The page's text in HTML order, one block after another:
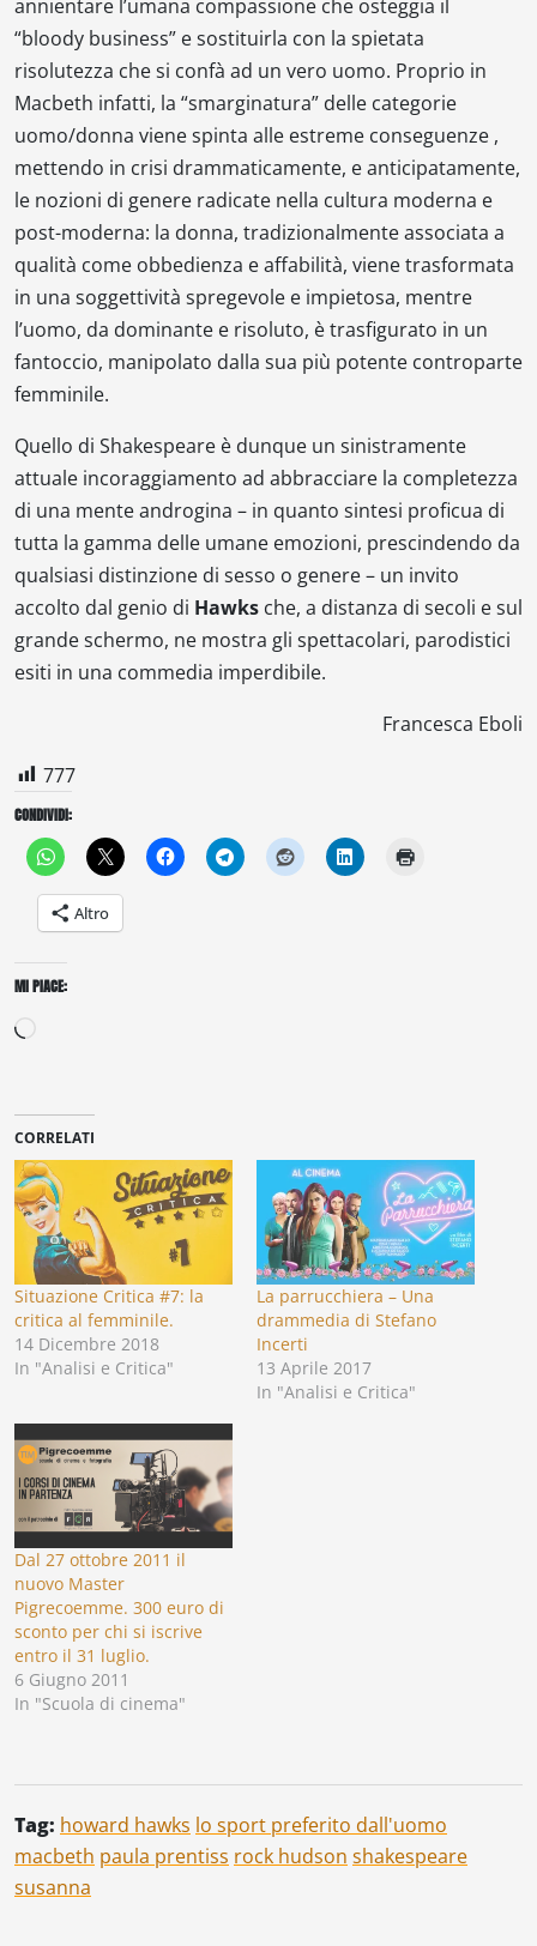
“bloody business” e sostituirla con la spietata
risolutezza che si confà ad un vero uomo. Proprio in
Macbeth infatti, la “smarginatura” delle categorie
uomo/donna viene spinta alle estreme conseguenze ,
mettendo in crisi drammaticamente, e anticipatamente,
le nozioni di genere radicate nella cultura moderna e
post-moderna: la donna, tradizionalmente associata a
qualità come obbedienza e affabilità, viene trasformata
in una soggettività spregevole e impietosa, mentre
l’uomo, da dominante e risoluto, è trasfigurato in un
fantoccio, manipolato dalla sua più potente controparte
femminile.
Quello di Shakespeare è dunque un sinistramente
attuale incoraggiamento ad abbracciare la completezza
di una mente androgina – in quanto sintesi proficua di
tutta la gamma delle umane emozioni, prescindendo da
qualsiasi distinzione di sesso o genere – un invito
accolto dal genio di Hawks che, a distanza di secoli e sul
grande schermo, ne mostra gli spettacolari, parodistici
esiti in una commedia imperdibile.
Francesca Eboli
777
CONDIVIDI:
Altro
MI PIACE:
CORRELATI
Situazione Critica #7: la
critica al femminile.
14 Dicembre 2018
In "Analisi e Critica"
La parrucchiera – Una
drammedia di Stefano
Incerti
13 Aprile 2017
In "Analisi e Critica"
Dal 27 ottobre 2011 il
nuovo Master
Pigrecoemme. 300 euro di
sconto per chi si iscrive
entro il 31 luglio.
6 Giugno 2011
In "Scuola di cinema"
Tag: howard hawks lo sport preferito dall'uomo
macbeth paula prentiss rock hudson shakespeare
susanna